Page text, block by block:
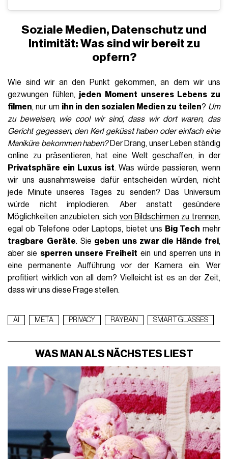
Soziale Medien, Datenschutz und
Intimität: Was sind wir bereit zu
opfern?
Wie sind wir an den Punkt gekommen, an dem wir uns
gezwungen fühlen, jeden Moment unseres Lebens zu
filmen, nur um ihn in den sozialen Medien zu teilen? Um
zu beweisen, wie cool wir sind, dass wir dortwaren, das
Gericht gegessen, den Kerl geküsst haben oder einfach eine
Maniküre bekommen haben?Der Drang, unser Leben ständig
online zu präsentieren, hat eine Welt geschaffen, in der
Privatsphäre ein Luxus ist. Was würde passieren, wenn
wir uns ausnahmsweise dafür entscheiden würden, nicht
jede Minute unseres Tages zu senden? Das Universum
würde nicht implodieren. Aber anstatt gesündere
Möglichkeiten anzubieten, sich von Bildschirmen zu trennen,
egal ob Telefone oder Laptops, bietet uns Big Tech mehr
tragbare Geräte. Sie geben uns zwar die Hände frei,
aber sie sperren unsere Freiheit ein und sperren uns in
eine permanente Aufführung vor der Kamera ein. Wer
profitiert wirklich von all dem? Vielleicht ist es an der Zeit,
dass wir uns diese Frage stellen.
AI META PRIVACY RAYBAN SMART GLASSES
WAS MAN ALS NÄCHSTES LIEST